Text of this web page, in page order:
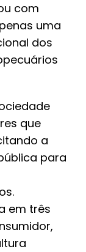
com
uma
dos
que
a
para
em três